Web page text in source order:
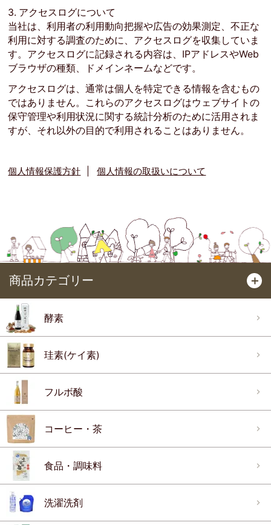
3. アクセスログについて
当社は、利用者の利用動向把握や広告の効果測定、不正な
利用に対する調査のために、アクセスログを収集していま
す。アクセスログに記録される内容は、IPアドレスやWeb
ブラウザの種類、ドメインネームなどです。
アクセスログは、通常は個人を特定できる情報を含むもの
ではありません。これらのアクセスログはウェブサイトの
保守管理や利用状況に関する統計分析のために活用されま
すが、それ以外の目的で利用されることはありません。
個人情報保護方針 個人情報の取扱いについて
商品カテゴリー ＋
酵素
珪素(ケイ素)
フルボ酸
コーヒー・茶
食品・調味料
洗濯洗剤